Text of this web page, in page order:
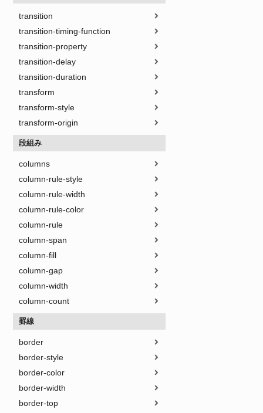
transition
transition-timing-function
transition-property
transition-delay
transition-duration
transform
transform-style
transform-origin
段組み
columns
column-rule-style
column-rule-width
column-rule-color
column-rule
column-span
column-fill
column-gap
column-width
column-count
罫線
border
border-style
border-color
border-width
border-top